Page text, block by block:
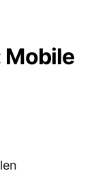
Mobile